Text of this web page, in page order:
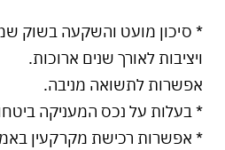
* סיכון מועט והשקעה בשוק
ויציבות לאורך שנים ארוכות.
אפשרות לתשואה מניבה.
* בעלות על נכס המעניקה
* אפשרות רכישת מקרקעין